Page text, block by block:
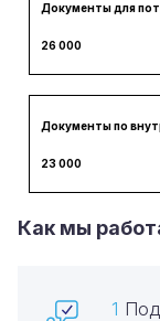
Документы для
26 000
Документы по
23 000
Как мы